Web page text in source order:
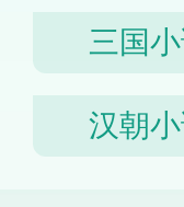
三国
汉朝